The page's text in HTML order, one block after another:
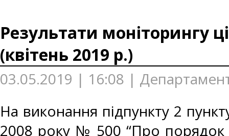
Результати моніторингу
(квітень 2019 р.)
03.05.2019 | 16:08 |
На виконання підпункту 2
2008 року № 500 “Про порядок